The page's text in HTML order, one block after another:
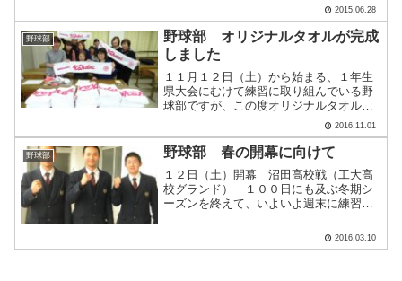
近くのお好み焼き屋「かっちゃん」で肉
玉そばトリプルを平らげました。今回は
３年生を中心としたAチーム.....
2015.06.28
野球部
野球部 オリジナルタオルが完成
しました
１１月１２日（土）から始まる、１年生
県大会にむけて練習に取り組んでいる野
球部ですが、この度オリジナルタオルが
できました。保護者の方の提案、デザイ
ンによる初のグッズとなります。スタイ
リッシュなデザインですね。これで応援
にも熱が入ります。練習風.....
2016.11.01
野球部 野球部 春の開幕に向けて
１２日（土）開幕 沼田高校戦（工大高
校グランド） １００日にも及ぶ冬期シ
ーズンを終えて、いよいよ週末に練習試
み、身体作りとしっかりと練習をしてき
ました。２０日（日）から始まる春季リ
2016.03.10